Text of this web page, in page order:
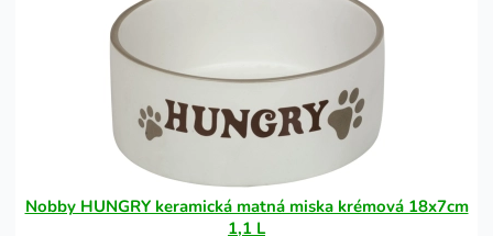
Nobby HUNGRY keramická matná miska krémová 18x7cm
1,1 L